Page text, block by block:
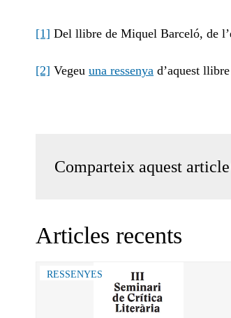
[1] Del llibre de Miquel Barceló, de
[2] Vegeu una ressenya d’aquest
Comparteix aquest article
Articles recents
RESSENYES